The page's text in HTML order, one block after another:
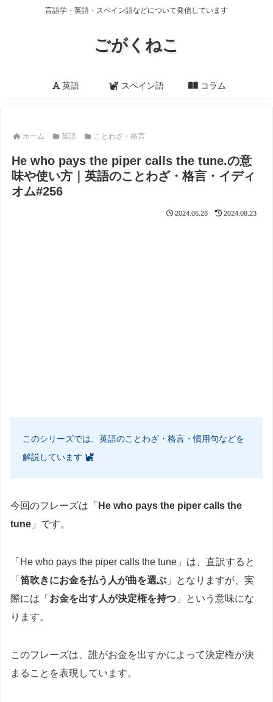
言語学・英語・スペイン語などについて発信しています
ごがくねこ
英語 スペイン語 コラム
ホーム 英語 ことわざ・格言
He who pays the piper calls the tune.の意
味や使い方｜英語のことわざ・格言・イディ
オム#256
2024.06.28 2024.08.23
このシリーズでは、英語のことわざ・格言・慣用句などを
解説しています
今回のフレーズは「 He who pays the piper calls the
tune 」です。
「He who pays the piper calls the tune」は、直訳すると
「 笛吹きにお金を払う人が曲を選ぶ 」となりますが、実
際には「 お金を出す人が決定権を持つ 」という意味にな
ります。
このフレーズは、誰がお金を出すかによって決定権が決
まることを表現しています。